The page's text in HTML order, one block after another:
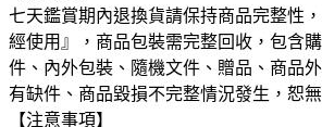
七天鑑賞期內退換貨請保持商品完整性
經使用』，商品包裝需完整回收，包含
件、內外包裝、隨機文件、贈品、商品
有缺件、商品毀損不完整情況發生，恕
【注意事項】